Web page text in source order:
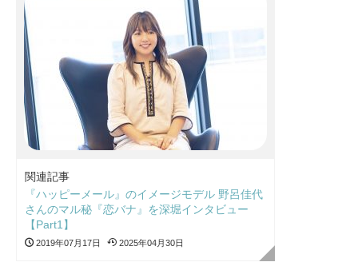
関連記事
『ハッピーメール』のイメージモデル 野呂佳代
さんのマル秘『恋バナ』を深堀インタビュー
【Part1】
2019年07月17日 2025年04月30日